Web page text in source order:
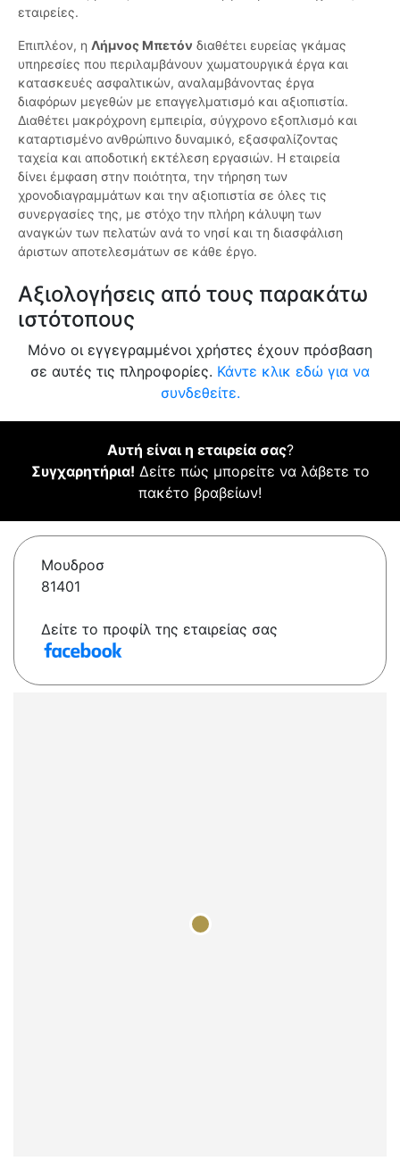
εταιρείες.
Επιπλέον, η Λήμνος Μπετόν διαθέτει ευρείας γκάμας
υπηρεσίες που περιλαμβάνουν χωματουργικά έργα και
κατασκευές ασφαλτικών, αναλαμβάνοντας έργα
διαφόρων μεγεθών με επαγγελματισμό και αξιοπιστία.
Διαθέτει μακρόχρονη εμπειρία, σύγχρονο εξοπλισμό και
καταρτισμένο ανθρώπινο δυναμικό, εξασφαλίζοντας
ταχεία και αποδοτική εκτέλεση εργασιών. Η εταιρεία
δίνει έμφαση στην ποιότητα, την τήρηση των
χρονοδιαγραμμάτων και την αξιοπιστία σε όλες τις
συνεργασίες της, με στόχο την πλήρη κάλυψη των
αναγκών των πελατών ανά το νησί και τη διασφάλιση
άριστων αποτελεσμάτων σε κάθε έργο.
Αξιολογήσεις από τους παρακάτω
ιστότοπους
Μόνο οι εγγεγραμμένοι χρήστες έχουν πρόσβαση
σε αυτές τις πληροφορίες. Κάντε κλικ εδώ για να
συνδεθείτε.
Αυτή είναι η εταιρεία σας?
Συγχαρητήρια! Δείτε πώς μπορείτε να λάβετε το
πακέτο βραβείων!
Μουδροσ
81401
Δείτε το προφίλ της εταιρείας σας